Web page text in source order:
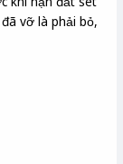
vỡ là phải bỏ,